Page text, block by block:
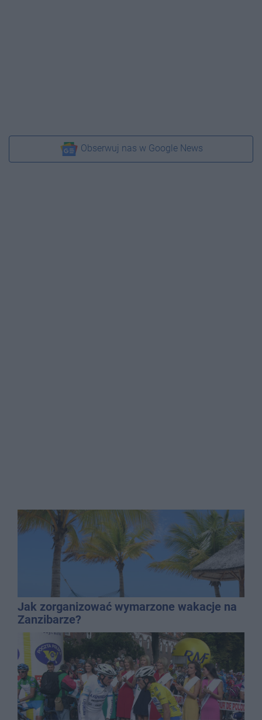
Obserwuj nas w Google News
Jak zorganizować wymarzone wakacje na
Zanzibarze?